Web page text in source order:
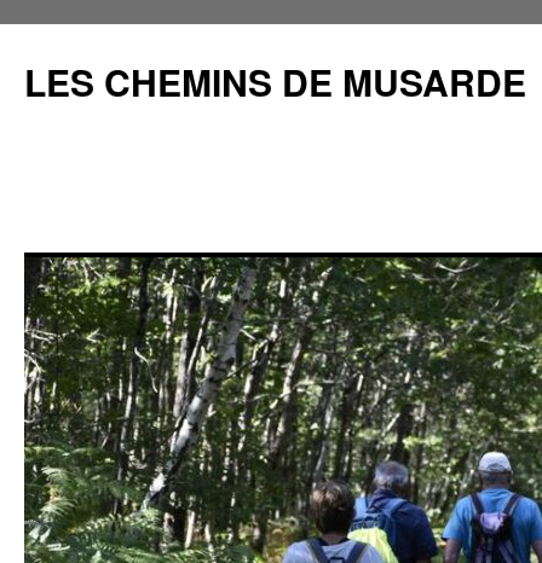
contenu
LES CHEMINS DE MUSARDE